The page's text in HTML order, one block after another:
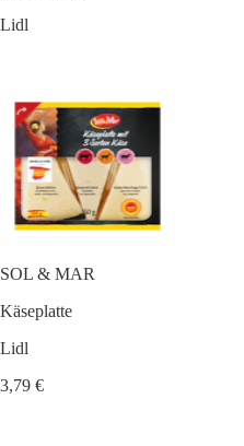
Lidl
SOL & MAR
Käseplatte
Lidl
3,79 €